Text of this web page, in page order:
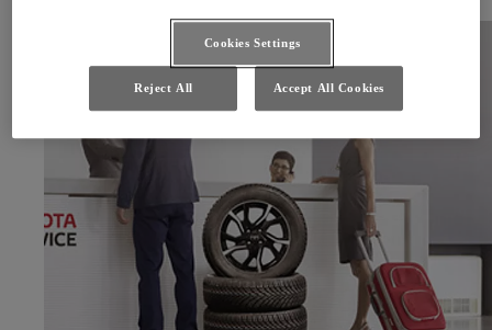
Cookies Settings
Reject All Accept All Cookies